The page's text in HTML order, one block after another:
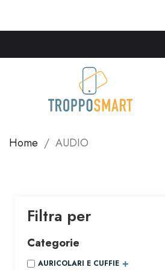
Home AUDIO
Filtra per
Categorie
AURICOLARI E CUFFIE